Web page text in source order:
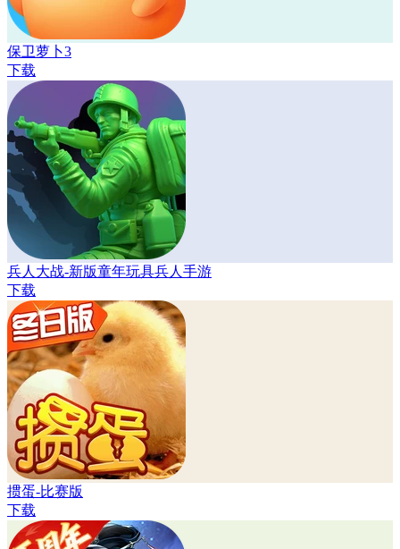
保卫萝卜3
下载
兵人大战-新版童年玩具兵人手游
下载
掼蛋-比赛版
下载